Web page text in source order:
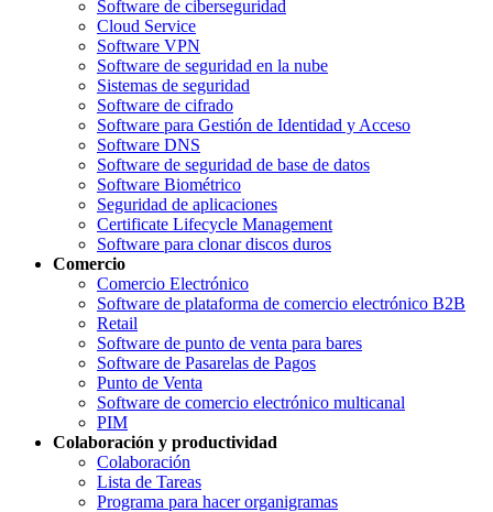
Software de ciberseguridad
Cloud Service
Software VPN
Software de seguridad en la nube
Sistemas de seguridad
Software de cifrado
Software para Gestión de Identidad y Acceso
Software DNS
Software de seguridad de base de datos
Software Biométrico
Seguridad de aplicaciones
Certificate Lifecycle Management
Software para clonar discos duros
Comercio
Comercio Electrónico
Software de plataforma de comercio electrónico B2B
Retail
Software de punto de venta para bares
Software de Pasarelas de Pagos
Punto de Venta
Software de comercio electrónico multicanal
PIM
Colaboración y productividad
Colaboración
Lista de Tareas
Programa para hacer organigramas